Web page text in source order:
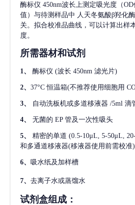
酶标仪 450nm波长上测定吸光度（
值）与待测样品中 人天冬氨酸β羟化
关。拟合校准品曲线，可以计算出样
度。
所需器材和试剂
1、 酶标仪 (波长 450nm 滤光片)
2、 37°C 恒温箱(不推荐使用细胞用
3、 自动洗板机或多道移液器 /5ml 滴
4、 无菌的 EP 管及一次性吸头
5、 精密的单道 (0.5-10μL, 5-50μL,
和多通道移液器(移液器使用前需校准)
6、 吸水纸及加样槽
7、 去离子水或蒸馏水
试剂盒组成：